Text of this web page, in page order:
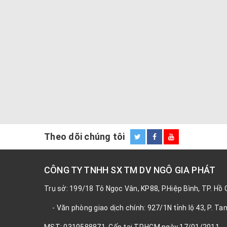
Theo dõi chúng tôi
CÔNG TY TNHH SX TM DV NGÔ GIA PHÁT
Trụ sở: 199/18 Tô Ngọc Vân, KP88, P.Hiệp Bình, TP. Hồ
- Văn phòng giao dịch chính: 927/1N tỉnh lộ 43, P.